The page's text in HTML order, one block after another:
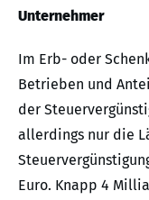
Unternehmer
Im Erb- oder
Betrieben und
der
allerdings nur die
Euro. Knapp 4